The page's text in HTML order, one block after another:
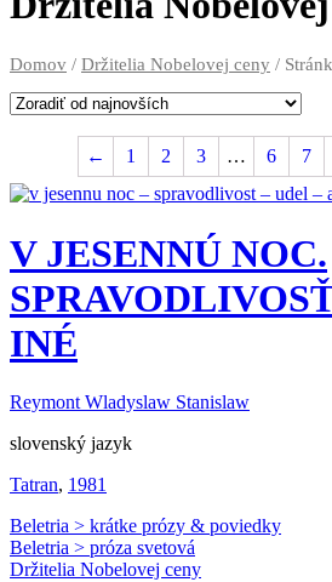
Domov / Držitelia Nobelovej ceny /
← 1 2 3 … 6 7
V JESENNÚ NOC.
INÉ
Reymont Wladyslaw Stanislaw
slovenský jazyk
Tatran, 1981
Beletria > krátke prózy & poviedky
Beletria > próza svetová
Držitelia Nobelovej ceny